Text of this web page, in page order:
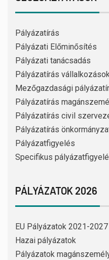
Pályázatírás
Pályázati Előminősítés
Pályázati tanácsadás
Pályázatírás
Mezőgazdasági
Pályázatírás
Pályázatírás civil
Pályázatírás
Pályázatfigyelés
Specifikus
PÁLYÁZATOK 2026
EU Pályázatok 2021-2027
Hazai pályázatok
Pályázatok